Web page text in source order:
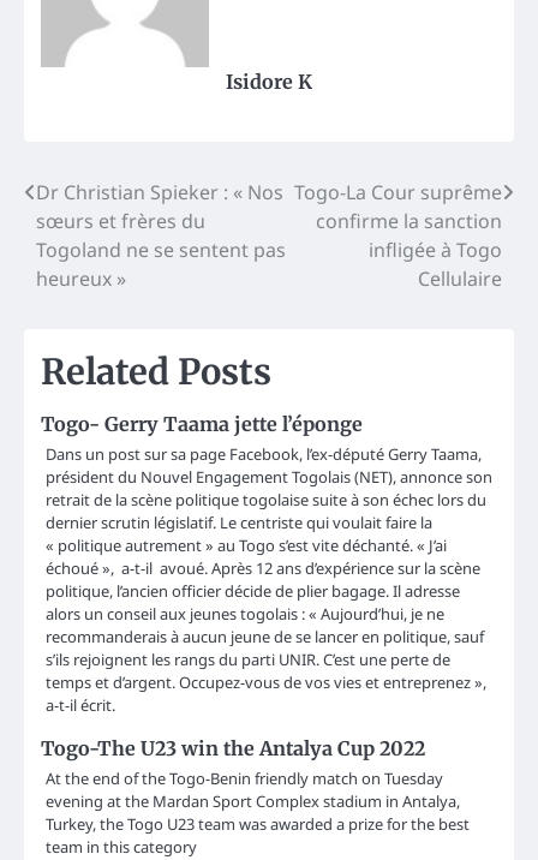
Isidore K
Post
navigation
Dr Christian Spieker : « Nos
sœurs et frères du
Togoland ne se sentent pas
heureux »
Togo-La Cour suprême
confirme la sanction
infligée à Togo
Cellulaire
Related Posts
Togo- Gerry Taama jette l’éponge
Dans un post sur sa page Facebook, l’ex-député Gerry Taama,
président du Nouvel Engagement Togolais (NET), annonce son
retrait de la scène politique togolaise suite à son échec lors du
dernier scrutin législatif. Le centriste qui voulait faire la
« politique autrement » au Togo s’est vite déchanté. « J’ai
échoué », a-t-il avoué. Après 12 ans d’expérience sur la scène
politique, l’ancien officier décide de plier bagage. Il adresse
alors un conseil aux jeunes togolais : « Aujourd’hui, je ne
recommanderais à aucun jeune de se lancer en politique, sauf
s’ils rejoignent les rangs du parti UNIR. C’est une perte de
temps et d’argent. Occupez-vous de vos vies et entreprenez »,
a-t-il écrit.
Togo-The U23 win the Antalya Cup 2022
At the end of the Togo-Benin friendly match on Tuesday
evening at the Mardan Sport Complex stadium in Antalya,
Turkey, the Togo U23 team was awarded a prize for the best
team in this category